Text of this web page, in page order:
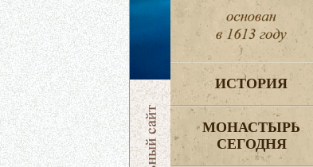
ИСТОРИЯ
МОНАСТЫРЬ
СЕГОДНЯ